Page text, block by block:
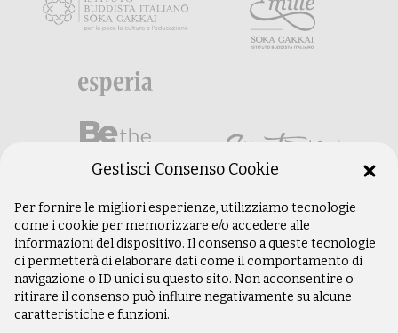
©Copyright 2003 –
Gestisci Consenso Cookie
Per fornire le migliori esperienze, utilizziamo tecnologie
come i cookie per memorizzare e/o accedere alle
informazioni del dispositivo. Il consenso a queste tecnologie
ci permetterà di elaborare dati come il comportamento di
navigazione o ID unici su questo sito. Non acconsentire o
ritirare il consenso può influire negativamente su alcune
caratteristiche e funzioni.